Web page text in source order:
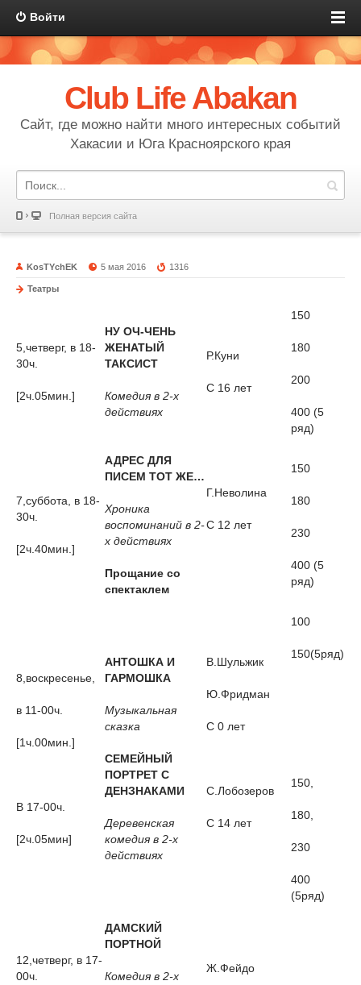
Войти
Club Life Abakan
Сайт, где можно найти много интересных событий
Хакасии и Юга Красноярского края
Полная версия сайта
KosTYchEK 5 мая 2016 1316
Театры
5,четверг, в 18-
30ч.
[2ч.05мин.]
НУ ОЧ-ЧЕНЬ
ЖЕНАТЫЙ
ТАКСИСТ
Комедия в 2-х
действиях
Р.Куни
С 16 лет
150
180
200
400 (5
ряд)
7,суббота, в 18-
30ч.
[2ч.40мин.]
АДРЕС ДЛЯ
ПИСЕМ ТОТ ЖЕ…
Хроника
воспоминаний в 2-
х действиях
Прощание со
спектаклем
Г.Неволина
С 12 лет
150
180
230
400 (5
ряд)
8,воскресенье,
в 11-00ч.
[1ч.00мин.]
В 17-00ч.
[2ч.05мин]
АНТОШКА И
ГАРМОШКА
Музыкальная
сказка
СЕМЕЙНЫЙ
ПОРТРЕТ С
ДЕНЗНАКАМИ
Деревенская
комедия в 2-х
действиях
В.Шульжик
Ю.Фридман
С 0 лет
С.Лобозеров
С 14 лет
100
150(5ряд)
150,
180,
230
400
(5ряд)
12,четверг, в 17-
00ч.
ДАМСКИЙ
ПОРТНОЙ
Комедия в 2-х
Ж.Фейдо